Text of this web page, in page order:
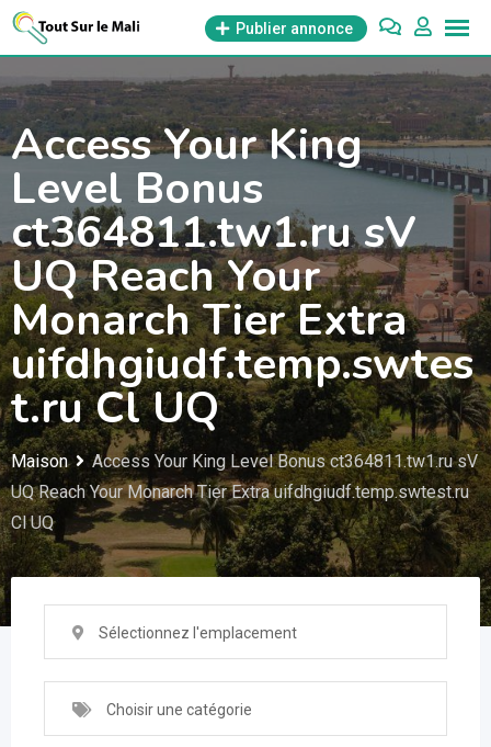
Aller
contenu
Publier annonce
Access Your King
Level Bonus
ct364811.tw1.ru sV
UQ Reach Your
Monarch Tier Extra
uifdhgiudf.temp.swtes
t.ru Cl UQ
Maison
Access Your King Level Bonus ct364811.tw1.ru sV
UQ Reach Your Monarch Tier Extra uifdhgiudf.temp.swtest.ru
Cl UQ
Sélectionnez l'emplacement
Choisir une catégorie